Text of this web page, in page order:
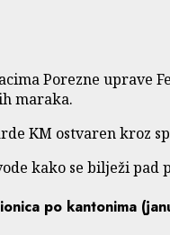
Porezne uprave
maraka.
KM ostvaren kroz
kako se bilježi
po kantonima